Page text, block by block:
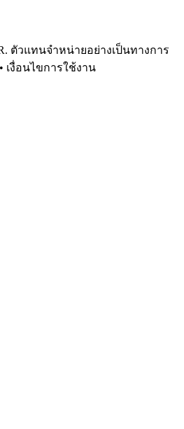
ตัวแทนจำหน่ายอย่างเป็นทางการ
เงื่อนไขการใช้งาน